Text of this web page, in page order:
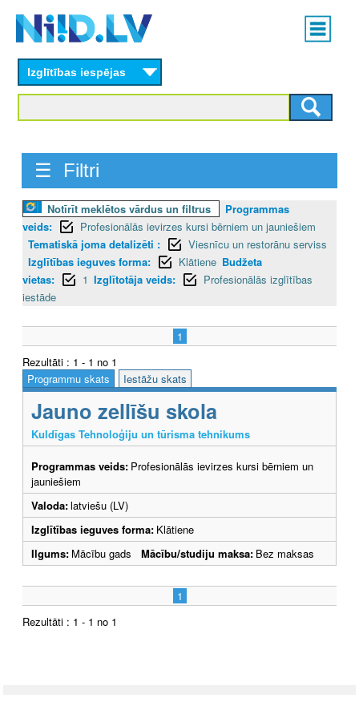
content
Main
menu
Izglītības iespējas
☰ Filtri
Notīrīt meklētos vārdus un filtrus
Programmas
veids:
Profesionālās ievirzes kursi bērniem un jauniešiem
Tematiskā joma detalizēti :
Viesnīcu un restorānu serviss
Izglītības ieguves forma:
Klātiene Budžeta
vietas:
1 Izglītotāja veids:
Profesionālās izglītības
iestāde
1
Rezultāti : 1 - 1 no 1
Programmu skats
Iestāžu skats
Jauno zellīšu skola
Kuldīgas Tehnoloģiju un tūrisma tehnikums
Programmas veids: Profesionālās ievirzes kursi bērniem un
jauniešiem
Valoda:latviešu (LV)
Izglītības ieguves forma: Klātiene
Ilgums: Mācību gads Mācību/studiju maksa: Bez maksas
1
Rezultāti : 1 - 1 no 1